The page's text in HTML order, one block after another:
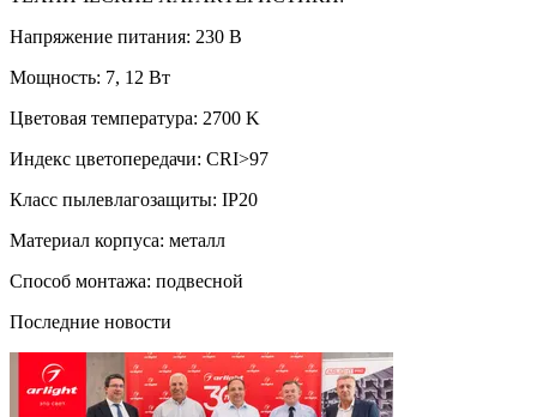
Напряжение питания: 230 В
Мощность: 7, 12 Вт
Цветовая температура: 2700 K
Индекс цветопередачи: CRI>97
Класс пылевлагозащиты: IP20
Материал корпуса: металл
Способ монтажа: подвесной
Последние новости